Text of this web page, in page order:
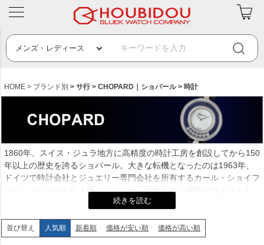
HOME ブランド別 サ行 CHOPARD｜ショパール 時計
1860年、スイス・ジュラ地方に高精度の時計工房を創設してから150
年以上の歴史を誇るショパール。大きな転機となったのは1963年、
ドイツで時計会社とジュエリー専門会社を所有するカール・ショイフ
レがショパールを引き継いだことから目覚ましい躍進が始まります。
レディース及びジュエリーウォッチ分野を開拓し、1976年には今も
1988年に「ミッレミリア」、1993年に「ハッピースポーツ」が発表
され、1996年には自社製ムーブメントを製作する「ショパール・マ
並び替え 人気順 新着順 価格が安い順 価格が高い順